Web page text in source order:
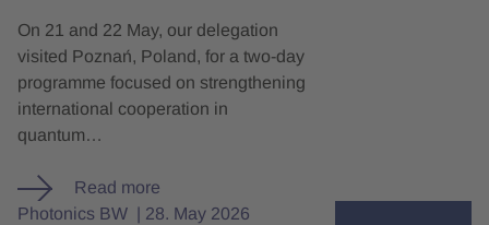
On 21 and 22 May, our delegation
visited Poznań, Poland, for a two-day
programme focused on strengthening
international cooperation in
quantum…
Read more
Photonics BW
28. May 2026